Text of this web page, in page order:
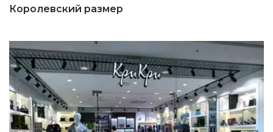
Королевский размер